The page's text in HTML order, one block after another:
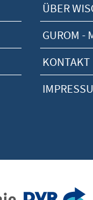
ÜBER
GUROM -
KONTAKT